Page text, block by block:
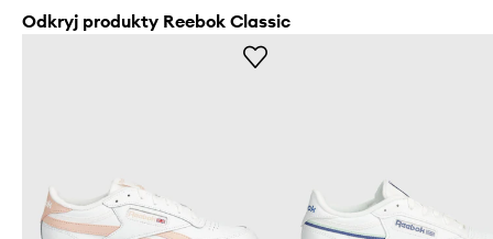
Odkryj produkty Reebok Classic